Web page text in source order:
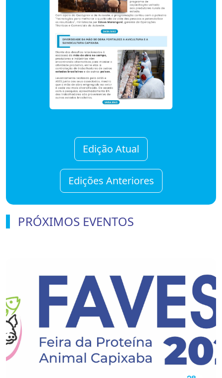
Edição Atual
Edições Anteriores
PRÓXIMOS EVENTOS